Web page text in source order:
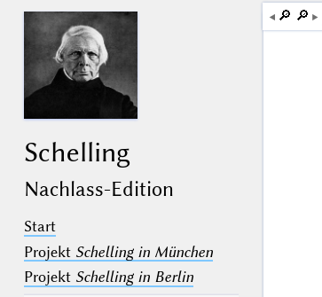
Schelling
Nachlass-Edition
Start
Projekt Schelling in München
Projekt Schelling in Berlin
🔎︎ 🔎︎